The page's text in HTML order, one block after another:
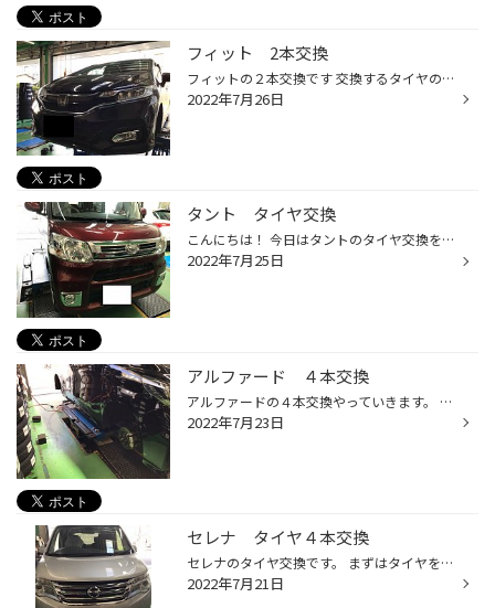
フィット 2本交換
フィットの２本交換です 交換するタイヤの状態を確認します。 片側が以異常摩耗している状態でした。 次にタイヤを組み替えていきます。 ホイールからタイヤを外します。 今回組み替えるタイヤはこちらです。 セイバーリングの185/60R15 です。 新しく組んだタイヤを車に取り付けていきます。 ワッ...
2022年7月26日
タント タイヤ交換
こんにちは！ 今日はタントのタイヤ交換を実施します。 取り付ける商品は エコピアNH２００C 155/65R14 では作業進めて行きます。 装着していたタイヤを確認してみるとひび割れが目立ちますね。 この場合も交換の目安になります。 では、タイヤを取り外していきます。 組付け後空気を充填します。 ...
2022年7月25日
アルファード ４本交換
アルファードの４本交換やっていきます。 まずはタイヤを外していきます。 外したタイヤの状態を見ていきます。 こちらが前のタイヤです。 こちらが後ろのタイヤです。 どちらもひび割れ、摩耗がひどい状態でした。 新しいタイヤに組み替えていきます。 古いタイヤを外します。 新しく組み替えてい...
2022年7月23日
セレナ タイヤ４本交換
セレナのタイヤ交換です。 まずはタイヤを外していきます。 タイヤを組み替えていきます。 古いタイヤを外して、 新しいタイヤに組み替えていきます。 上記の写真にも写ってはいますが、今回使用するタイヤはこちらです。 レグノGRVⅡです。 バランスをとり、車に取り付けていきます。 ※バランスをと...
2022年7月21日